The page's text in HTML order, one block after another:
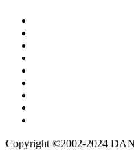
Copyright ©2002-2024